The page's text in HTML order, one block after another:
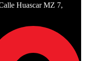
Huascar MZ 7,